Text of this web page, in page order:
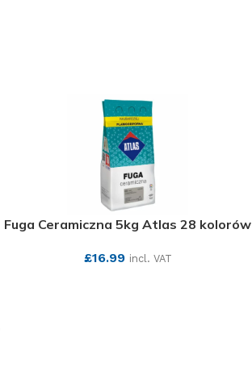
Fuga Ceramiczna 5kg Atlas 28 kolorów
£16.99 incl. VAT